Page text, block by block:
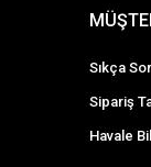
Sıkça
Sipariş
Havale